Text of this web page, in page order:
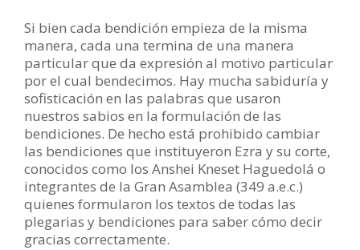
Si bien cada bendición empieza de la misma
manera, cada una termina de una manera
particular que da expresión al motivo particular
por el cual bendecimos. Hay mucha sabiduría y
sofisticación en las palabras que usaron
nuestros sabios en la formulación de las
bendiciones. De hecho está prohibido cambiar
las bendiciones que instituyeron Ezra y su corte,
conocidos como los Anshei Kneset Haguedolá o
integrantes de la Gran Asamblea (349 a.e.c.)
quienes formularon los textos de todas las
plegarias y bendiciones para saber cómo decir
gracias correctamente.